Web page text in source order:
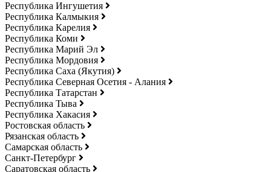
Республика Ингушетия
Республика Калмыкия
Республика Карелия
Республика Коми
Республика Марий Эл
Республика Мордовия
Республика Саха (Якутия)
Республика Северная Осетия - Алания
Республика Татарстан
Республика Тыва
Республика Хакасия
Ростовская область
Рязанская область
Самарская область
Санкт-Петербург
Саратовская область